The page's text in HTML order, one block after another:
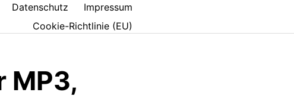
Datenschutz
Impressum
Cookie-Richtlinie (EU)
MP3,